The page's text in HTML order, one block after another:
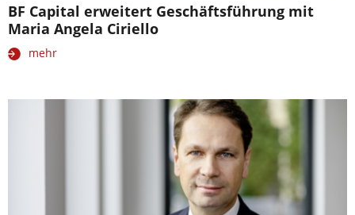
BF Capital erweitert Geschäftsführung mit
Maria Angela Ciriello
mehr